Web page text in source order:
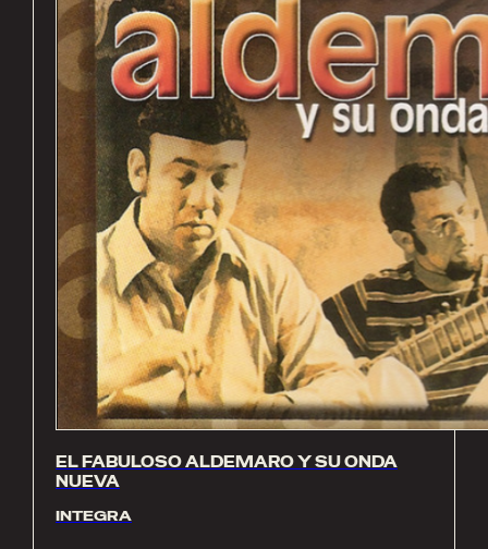
EL FABULOSO ALDEMARO Y SU ONDA
NUEVA
INTEGRA